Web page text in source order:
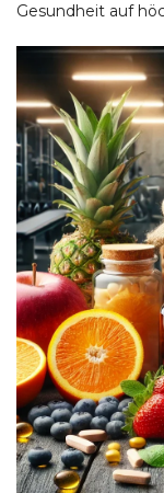
Gesundheit auf